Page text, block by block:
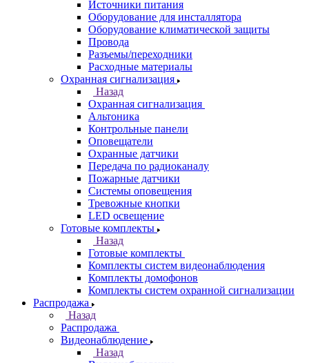
Источники питания
Оборудование для инсталлятора
Оборудование климатической защиты
Провода
Разъемы/переходники
Расходные материалы
Охранная сигнализация
Назад
Охранная сигнализация
Альтоника
Контрольные панели
Оповещатели
Охранные датчики
Передача по радиоканалу
Пожарные датчики
Системы оповещения
Тревожные кнопки
LED освещение
Готовые комплекты
Назад
Готовые комплекты
Комплекты систем видеонаблюдения
Комплекты домофонов
Комплекты систем охранной сигнализации
Распродажа
Назад
Распродажа
Видеонаблюдение
Назад